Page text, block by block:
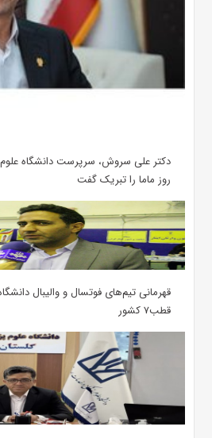
دکتر علی سروش، سرپرست دانشگاه
روز ماما را تبریک گفت
قهرمانی تیم‌های فوتسال و والیبال
قطب۷ کشور